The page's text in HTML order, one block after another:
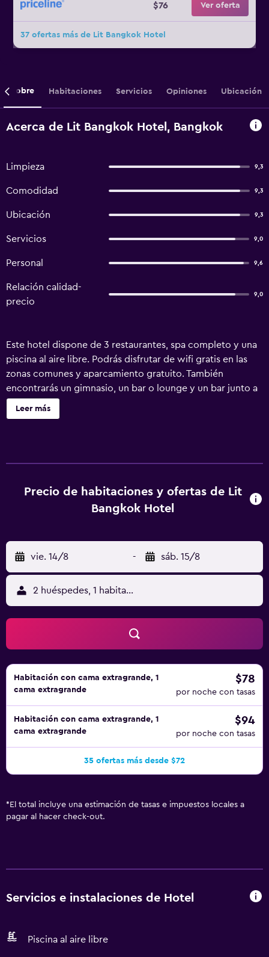
$76 Ver oferta
37 ofertas más de Lit Bangkok Hotel
Sobre Habitaciones Servicios Opiniones Ubicación
Acerca de Lit Bangkok Hotel, Bangkok
Limpieza 9,3
Comodidad 9,3
Ubicación 9,3
Servicios 9,0
Personal 9,6
Relación calidad-
precio
9,0
Este hotel dispone de 3 restaurantes, spa completo y una
piscina al aire libre. Podrás disfrutar de wifi gratis en las
zonas comunes y aparcamiento gratuito. También
encontrarás un gimnasio, un bar o lounge y un bar junto a
la piscina. LiT BANGKOK Hotel ofrece 79 alojamientos con
aire acondicionado, caja fuerte y botella de agua gratuita.
independientes con bañera profunda, albornoces,
zapatillas y artículos de higiene personal de diseño. Los
para las personas de negocios incluyen escritorio y
teléfono. Las habitaciones también incluyen secador de
pelo y artículos de higiene personal gratuitos. Se ofrece
servicio de limpieza todos los días. En el alojamiento hay 2
bañeras de hidromasaje además de piscina al aire libre.
Otros servicios de ocio y esparcimiento incluyen baño
turco y gimnasio. No se permite la entrada a la piscina, al
gimnasio y al hidromasaje de niños menores de 4 años sin
la supervisión de un adulto.
Leer más
Precio de habitaciones y ofertas de Lit
Bangkok Hotel
vie. 14/8 - sáb. 15/8
2 huéspedes, 1 habitación
Habitación con cama extragrande, 1
cama extragrande
$78
por noche con tasas
Habitación con cama extragrande, 1
cama extragrande
$94
por noche con tasas
35 ofertas más desde $72
* El total incluye una estimación de tasas e impuestos locales a
pagar al hacer check-out.
Servicios e instalaciones de Hotel
Piscina al aire libre